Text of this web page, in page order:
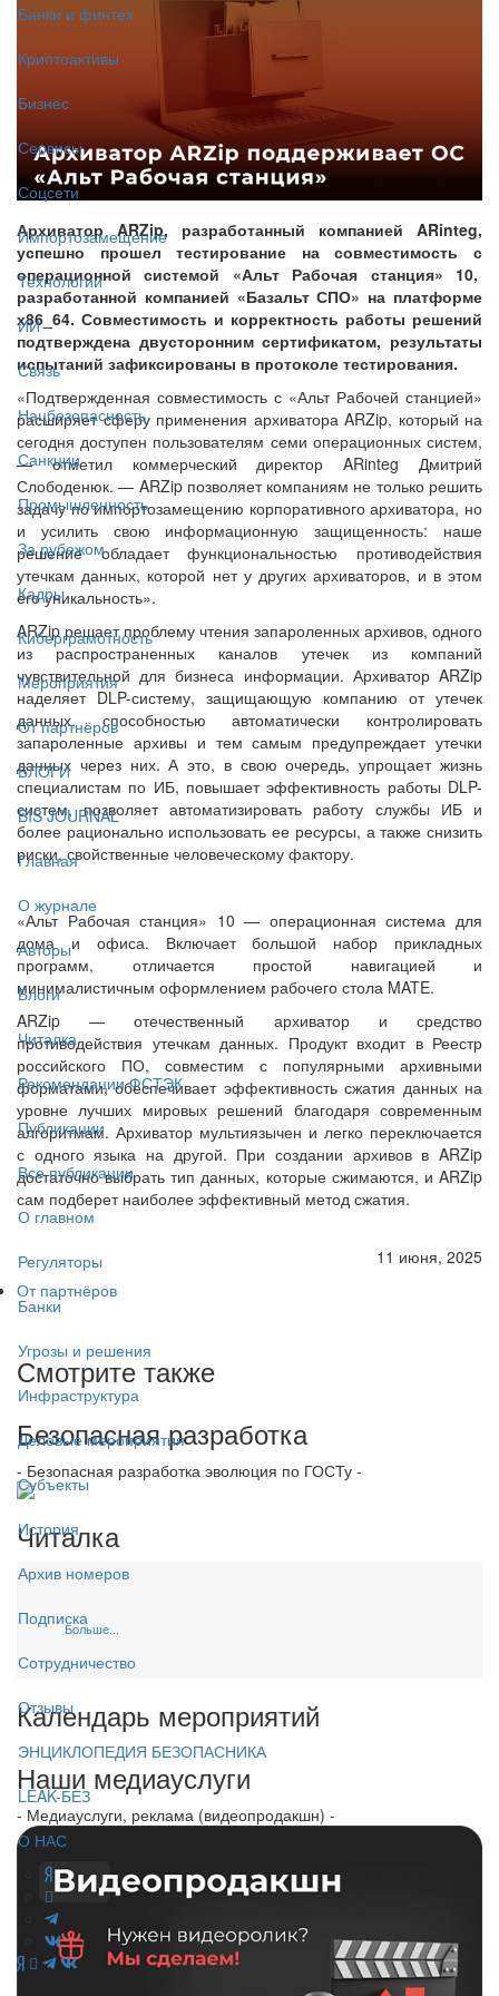
Банки и финтех
Криптоактивы
Бизнес
Сервисы
Соцсети
Импортозамещение
Технологии
ИИ
Связь
Нацбезопасность
Санкции
Промышленность
За рубежом
Кадры
Киберграмотность
Мероприятия
От партнёров
БЛОГИ
BIS JOURNAL
Главная
О журнале
Авторы
Блоги
Читалка
Рекомендации ФСТЭК
Публикации
Все публикации
О главном
Регуляторы
Банки
Угрозы и решения
Инфраструктура
Деловые мероприятия
Субъекты
История
Архив номеров
Подписка
Сотрудничество
Отзывы
ЭНЦИКЛОПЕДИЯ БЕЗОПАСНИКА
LEAK-БЕЗ
О НАС
Архиватор ARZip, разработанный компанией ARinteg,
успешно прошел тестирование на совместимость с
операционной системой «Альт Рабочая станция» 10,
разработанной компанией «Базальт СПО» на платформе
х86_64. Совместимость и корректность работы решений
подтверждена двусторонним сертификатом, результаты
испытаний зафиксированы в протоколе тестирования.
«Подтвержденная совместимость с «Альт Рабочей станцией»
расширяет сферу применения архиватора ARZip, который на
сегодня доступен пользователям семи операционных систем,
— отметил коммерческий директор ARinteg Дмитрий
Слободенюк. — ARZip позволяет компаниям не только решить
задачу по импортозамещению корпоративного архиватора, но
и усилить свою информационную защищенность: наше
решение обладает функциональностью противодействия
утечкам данных, которой нет у других архиваторов, и в этом
его уникальность».
ARZip решает проблему чтения запароленных архивов, одного
из распространенных каналов утечек из компаний
чувствительной для бизнеса информации. Архиватор ARZip
наделяет DLP-систему, защищающую компанию от утечек
данных, способностью автоматически контролировать
запароленные архивы и тем самым предупреждает утечки
данных через них. А это, в свою очередь, упрощает жизнь
специалистам по ИБ, повышает эффективность работы DLP-
систем, позволяет автоматизировать работу службы ИБ и
более рационально использовать ее ресурсы, а также снизить
риски, свойственные человеческому фактору.
«Альт Рабочая станция» 10 — операционная система для
дома и офиса. Включает большой набор прикладных
программ, отличается простой навигацией и
минималистичным оформлением рабочего стола MATE.
ARZip — отечественный архиватор и средство
противодействия утечкам данных. Продукт входит в Реестр
российского ПО, совместим с популярными архивными
форматами, обеспечивает эффективность сжатия данных на
уровне лучших мировых решений благодаря современным
алгоритмам. Архиватор мультиязычен и легко переключается
с одного языка на другой. При создании архивов в ARZip
достаточно выбрать тип данных, которые сжимаются, и ARZip
сам подберет наиболее эффективный метод сжатия.
11 июня, 2025
От партнёров
Смотрите также
Безопасная разработка
- Безопасная разработка эволюция по ГОСТу -
Читалка
Больше...
Календарь мероприятий
Наши медиауслуги
- Медиауслуги, реклама (видеопродакшн) -